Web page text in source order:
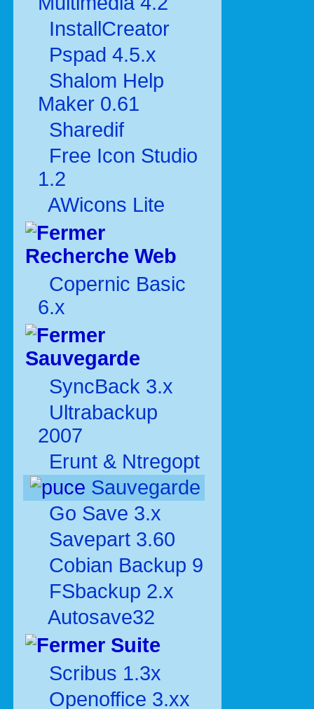
InstallCreator
Pspad 4.5.x
Shalom Help
Maker 0.61
Sharedif
Free Icon Studio
1.2
AWicons Lite
Recherche Web
Copernic Basic
6.x
Sauvegarde
SyncBack 3.x
Ultrabackup
2007
Erunt & Ntregopt
Sauvegarde
Go Save 3.x
Savepart 3.60
Cobian Backup 9
FSbackup 2.x
Autosave32
Suite
Scribus 1.3x
Openoffice 3.xx